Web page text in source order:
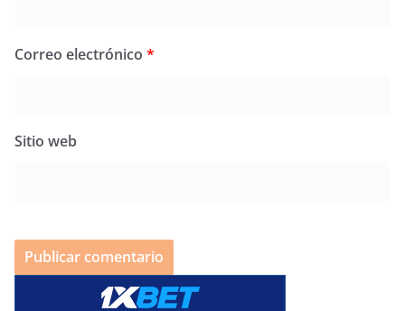
Correo electrónico *
Sitio web